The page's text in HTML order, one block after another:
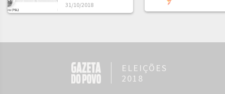
31/10/2018
ELEIÇÕES
2018